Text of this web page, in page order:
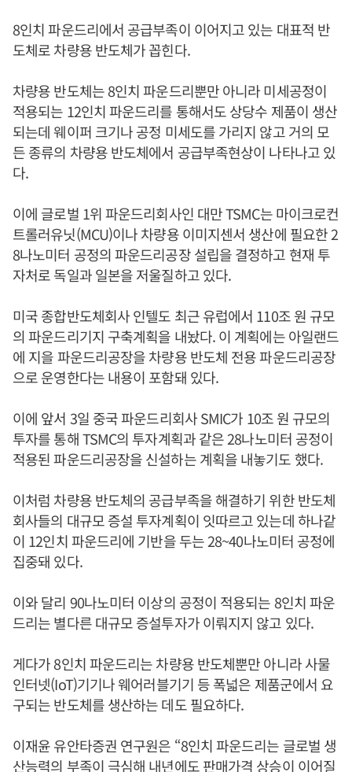
8인치 파운드리에서 공급부족이 이어지고 있는 대표적 반
도체로 차량용 반도체가 꼽힌다.
차량용 반도체는 8인치 파운드리뿐만 아니라 미세공정이
적용되는 12인치 파운드리를 통해서도 상당수 제품이 생산
되는데 웨이퍼 크기나 공정 미세도를 가리지 않고 거의 모
든 종류의 차량용 반도체에서 공급부족현상이 나타나고 있
다.
이에 글로벌 1위 파운드리회사인 대만 TSMC는 마이크로컨
트롤러유닛(MCU)이나 차량용 이미지센서 생산에 필요한 2
8나노미터 공정의 파운드리공장 설립을 결정하고 현재 투
자처로 독일과 일본을 저울질하고 있다.
미국 종합반도체회사 인텔도 최근 유럽에서 110조 원 규모
의 파운드리기지 구축계획을 내놨다. 이 계획에는 아일랜드
에 지을 파운드리공장을 차량용 반도체 전용 파운드리공장
으로 운영한다는 내용이 포함돼 있다.
이에 앞서 3일 중국 파운드리회사 SMIC가 10조 원 규모의
투자를 통해 TSMC의 투자계획과 같은 28나노미터 공정이
적용된 파운드리공장을 신설하는 계획을 내놓기도 했다.
이처럼 차량용 반도체의 공급부족을 해결하기 위한 반도체
회사들의 대규모 증설 투자계획이 잇따르고 있는데 하나같
이 12인치 파운드리에 기반을 두는 28~40나노미터 공정에
집중돼 있다.
이와 달리 90나노미터 이상의 공정이 적용되는 8인치 파운
드리는 별다른 대규모 증설투자가 이뤄지지 않고 있다.
게다가 8인치 파운드리는 차량용 반도체뿐만 아니라 사물
인터넷(IoT)기기나 웨어러블기기 등 폭넓은 제품군에서 요
구되는 반도체를 생산하는 데도 필요하다.
이재윤 유안타증권 연구원은 “8인치 파운드리는 글로벌 생
산능력의 부족이 극심해 내년에도 판매가격 상승이 이어질